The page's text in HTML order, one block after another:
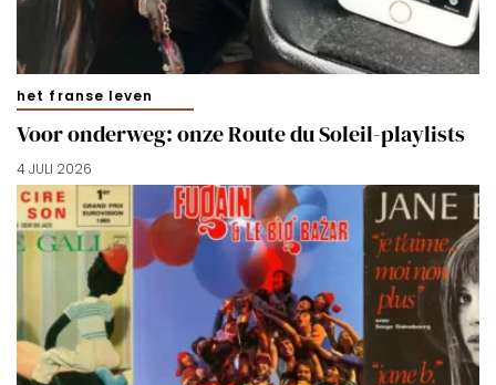
het franse leven
Voor onderweg: onze Route du Soleil-playlists
4 JULI 2026